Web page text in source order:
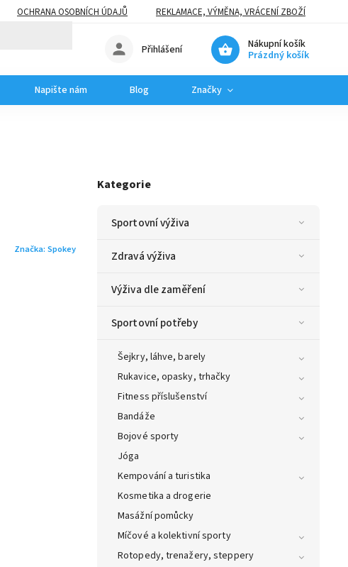
OCHRANA OSOBNÍCH ÚDAJŮ REKLAMACE, VÝMĚNA, VRÁCENÍ ZBOŽÍ
Nákupní košík
Prázdný košík
Přihlášení
Napište nám Blog Značky
Kategorie
Sportovní výživa
Zdravá výživa
Výživa dle zaměření
Sportovní potřeby
Šejkry, láhve, barely
Rukavice, opasky, trhačky
Fitness příslušenství
Bandáže
Bojové sporty
Jóga
Kempování a turistika
Kosmetika a drogerie
Masážní pomůcky
Míčové a kolektivní sporty
Rotopedy, trenažery, steppery
Značka: Spokey